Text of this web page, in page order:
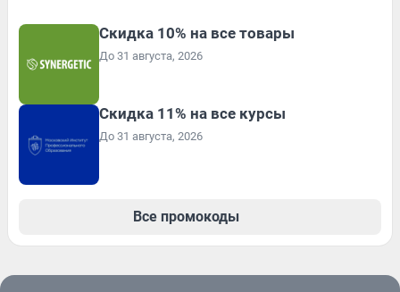
Скидка 10% на все товары
До 31 августа, 2026
Скидка 11% на все курсы
До 31 августа, 2026
Все промокоды